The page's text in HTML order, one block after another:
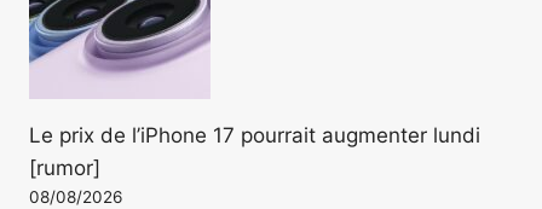
Le prix de l’iPhone 17 pourrait augmenter lundi
[rumor]
08/08/2026